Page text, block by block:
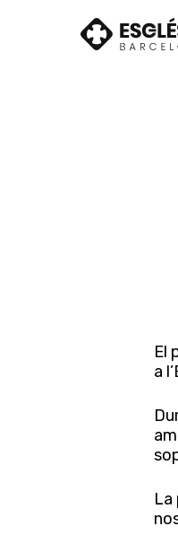
El
a
La